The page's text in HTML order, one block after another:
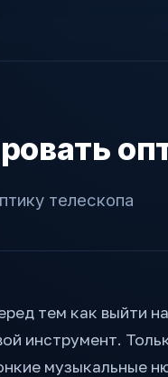
телескопа
тем как выйти
инструмент.
музыкальные